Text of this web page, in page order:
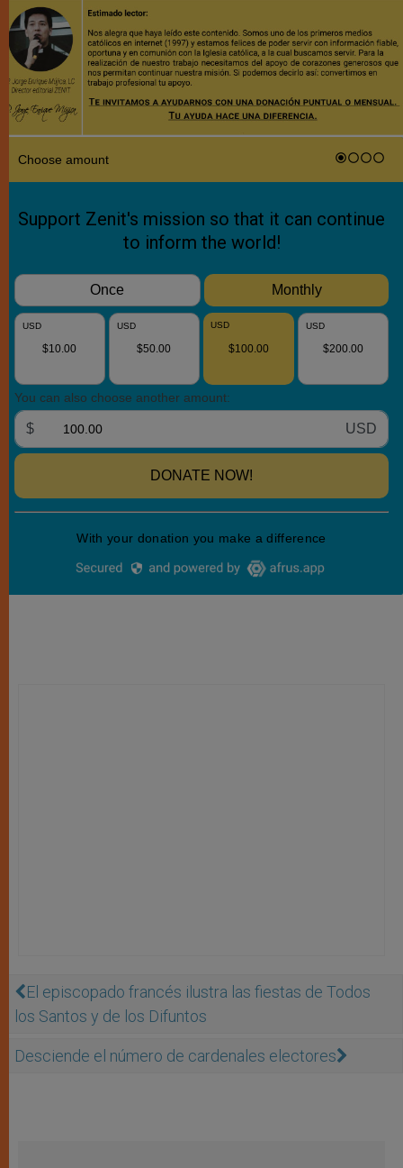
El episcopado francés ilustra las fiestas de Todos
los Santos y de los Difuntos
Desciende el número de cardenales electores